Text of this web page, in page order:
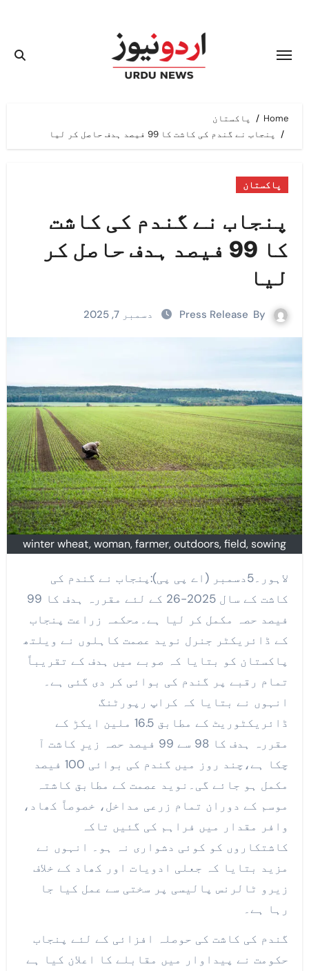
content
Home
پاکستان
پنجاب نے گندم کی کاشت کا 99 فیصد ہدف حاصل کر لیا
پاکستان
پنجاب نے گندم کی کاشت
کا 99 فیصد ہدف حاصل کر
لیا
Press Release دسمبر 7, 2025
winter wheat, woman, farmer, outdoors, field, sowing
لاہور۔5دسمبر (اے پی پی):پنجاب نے گندم کی
کاشت کے سال 2025-26 کے لئے مقررہ ہدف کا 99
فیصد حصہ مکمل کر لیا ہے۔محکمہ زراعت پنجاب
کے ڈائریکٹر جنرل نوید عصمت کاہلوں نے ویلتھ
پاکستان کو بتایا کہ صوبے میں ہدف کے تقریباً
تمام رقبے پر گندم کی بوائی کر دی گئی ہے۔
انہوں نے بتایا کہ کراپ رپورٹنگ
ڈائریکٹوریٹ کے مطابق 16.5 ملین ایکڑ کے
مقررہ ہدف کا 98 سے 99 فیصد حصہ زیرِ کاشت آ
چکا ہے،چند روز میں گندم کی بوائی 100 فیصد
مکمل ہو جائے گی۔نوید عصمت کے مطابق کاشتہ
موسم کے دوران تمام زرعی مداخل، خصوصاً کھاد،
وافر مقدار میں فراہم کی گئیں تاکہ
کاشتکاروں کو کوئی دشواری نہ ہو۔ انہوں نے
مزید بتایا کہ جعلی ادویات اور کھاد کے خلاف
زیرو ٹالرنس پالیسی پر سختی سے عمل کیا جا
رہا ہے۔
گندم کی کاشت کی حوصلہ افزائی کے لئے پنجاب
حکومت نے پیداوار میں مقابلے کا اعلان کیا ہے